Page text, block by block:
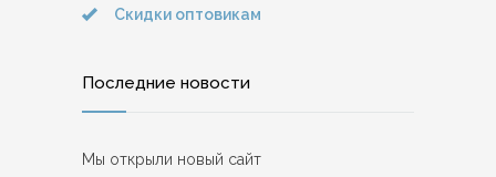
Скидки оптовикам
Последние новости
Мы открыли новый сайт